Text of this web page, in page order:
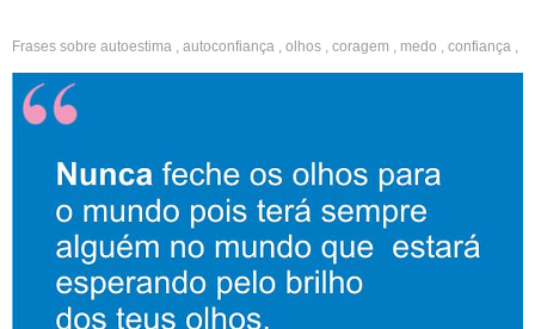
Frases sobre autoestima , autoconfiança , olhos , coragem , medo , confiança ,